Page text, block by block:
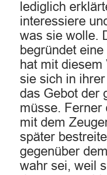
lediglich
interessiere
was sie wolle.
begründet
hat mit
sie sich in
das Gebot der
müsse. Ferner
mit dem
später
gegenüber
wahr sei, weil